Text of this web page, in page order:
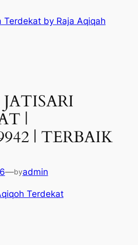
Terdekat by Raja Aqiqah
|
| TERBAIK
—byadmin
Terdekat